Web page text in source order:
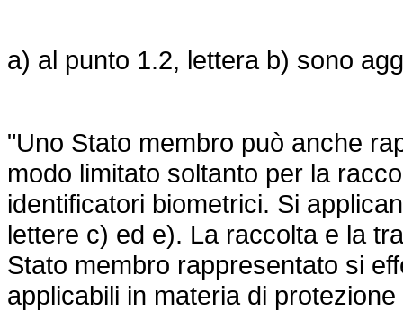
a) al punto 1.2, lettera b) sono
"Uno Stato membro può anche
modo limitato soltanto per la
identificatori biometrici. Si
lettere c) ed e). La raccolta e la
Stato membro rappresentato si
applicabili in materia di